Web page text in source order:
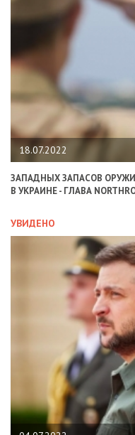
18.07.2022
ЗАПАДНЫХ ЗАПАСОВ
В УКРАИНЕ - ГЛАВА
УВИДЕНО